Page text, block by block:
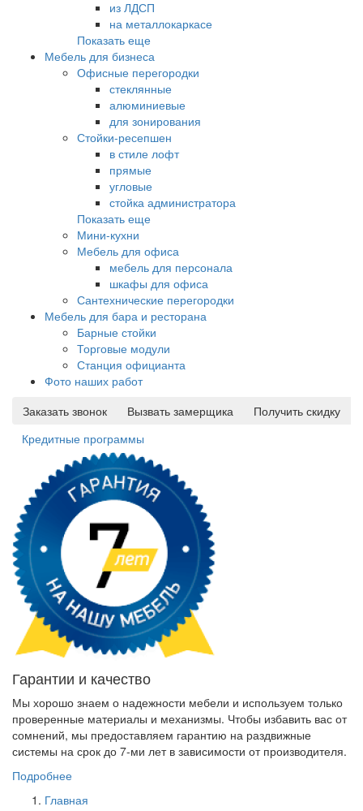
из ЛДСП
на металлокаркасе
Показать еще
Мебель для бизнеса
Офисные перегородки
стеклянные
алюминиевые
для зонирования
Стойки-ресепшен
в стиле лофт
прямые
угловые
стойка администратора
Показать еще
Мини-кухни
Мебель для офиса
мебель для персонала
шкафы для офиса
Сантехнические перегородки
Мебель для бара и ресторана
Барные стойки
Торговые модули
Станция официанта
Фото наших работ
Заказать звонок
Вызвать замерщика
Получить скидку
Кредитные программы
Гарантии и качество
Мы хорошо знаем о надежности мебели и используем только
проверенные материалы и механизмы. Чтобы избавить вас от
сомнений, мы предоставляем гарантию на раздвижные
системы на срок до 7-ми лет в зависимости от производителя.
Подробнее
Главная